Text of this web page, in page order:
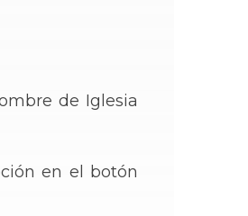
de Iglesia
en el botón